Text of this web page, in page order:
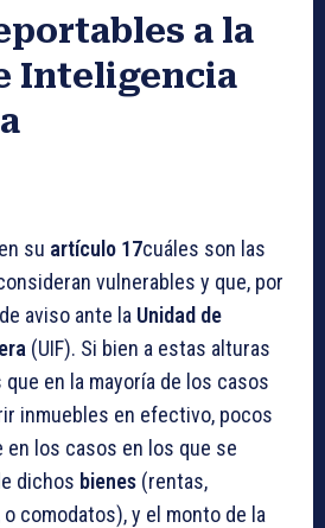
a la
Inteligencia
su artículo 17cuáles son las
vulnerables y que, por
aviso ante la Unidad de
(UIF). Si bien a estas alturas
en la mayoría de los casos
inmuebles en efectivo, pocos
los casos en los que se
dichos bienes (rentas,
comodatos), y el monto de la